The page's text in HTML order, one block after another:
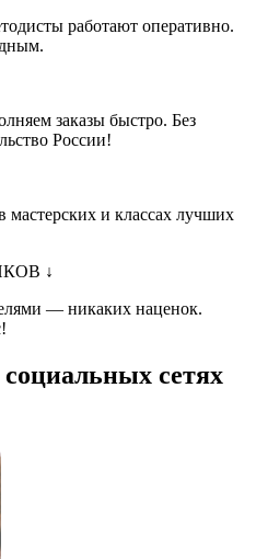
работают оперативно.
заказы быстро. Без
России!
и классах лучших
↓
— никаких наценок.
сетях